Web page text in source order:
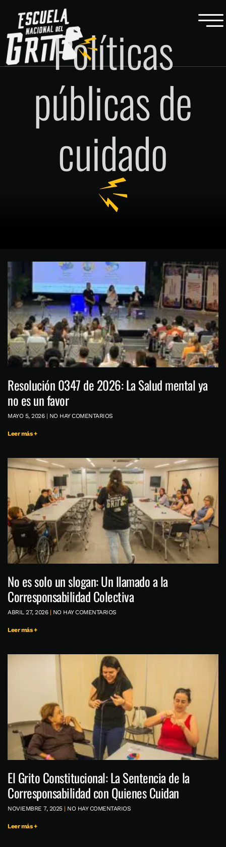
Políticas
públicas de
cuidado
Resolución 0347 de 2026: La Salud mental ya
no es un favor
MAYO 5, 2026 NO HAY COMENTARIOS
Leer más +
No es solo un slogan: Un llamado a la
Corresponsabilidad Colectiva
ABRIL 27, 2026 NO HAY COMENTARIOS
Leer más +
El Grito Constitucional: La Sentencia de la
Corresponsabilidad con Quienes Cuidan
NOVIEMBRE 7, 2025 NO HAY COMENTARIOS
Leer más +